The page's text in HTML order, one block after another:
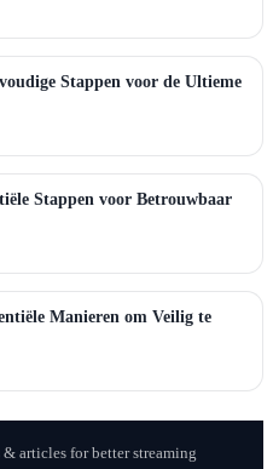
Stappen voor de Ultieme
Stappen voor Betrouwbaar
Manieren om Veilig te
& articles for better streaming